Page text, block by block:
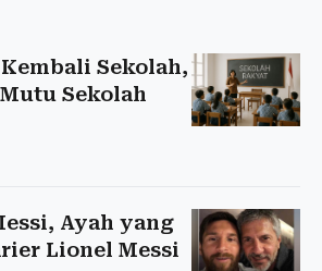
Sekolah,
Sekolah
Ayah yang
Lionel Messi